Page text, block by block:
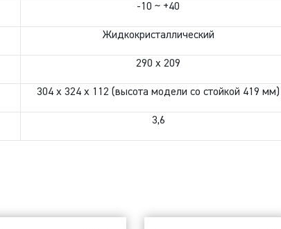
-10 ~ +40
Жидкокристаллический
290 х 209
304 х 324 х 112 (высота модели со стойкой 419 мм)
3,6